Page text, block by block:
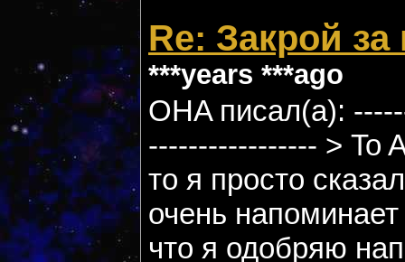
Re: Закрой
***years ***ago
OHA писал(а):
----------------- > To
то я просто
очень
что я одобряю